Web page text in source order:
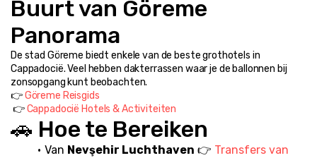
Buurt van Göreme
Panorama
De stad Göreme biedt enkele van de beste grothotels in
Cappadocië. Veel hebben dakterrassen waar je de ballonnen bij
zonsopgang kunt beobachten.
👉 Göreme Reisgids
👉 Cappadocië Hotels & Activiteiten
🚗 Hoe te Bereiken
Van Nevşehir Luchthaven 👉 Transfers van